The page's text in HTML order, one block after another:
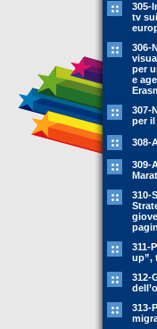
305-
tv
306-
per
e
307-
per il
308-
309-
310-
311-
up”,
312-
313-